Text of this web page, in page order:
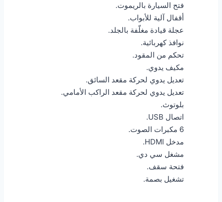
فتح السيارة بالريموت.
أقفال آلية للأبواب.
عجلة قيادة مغلّفة بالجلد.
نوافذ كهربائية.
تحكم من المقود.
مكيف يدوي.
تعديل يدوي لحركة مقعد السائق.
تعديل يدوي لحركة مقعد الراكب الأمامي.
بلوتوث.
اتصال USB.
6 مكبرات الصوت.
مدخل HDMI.
مشغل سي دي.
فتحة سقف.
تشغيل بصمة.